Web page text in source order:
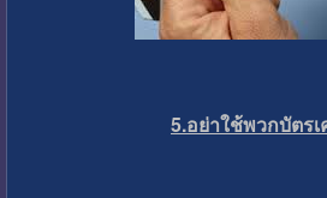
5.อย่าใช้พวกบัตร